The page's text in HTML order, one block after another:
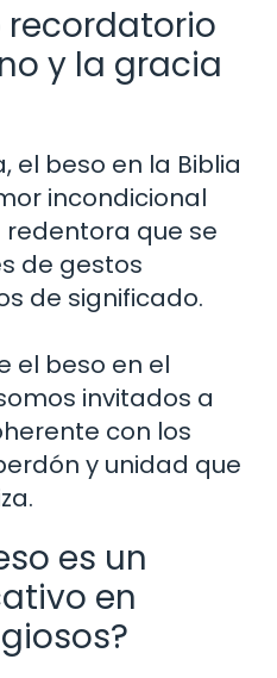
recordatorio
y la gracia
el beso en la Biblia
incondicional
redentora que se
de gestos
de significado.
el beso en el
invitados a
con los
y unidad que
es un
en